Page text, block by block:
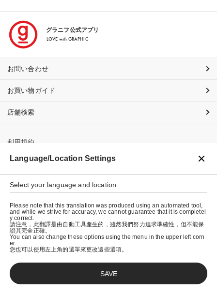
グラニフ公式アプリ
LOVE with GRAPHIC
お問い合わせ
お買い物ガイド
店舗検索
利用規約
プライバシーポリシー
特定商取引法に基づく表示
会社概要
© graniph inc.
Language/Location Settings
Select your language and location
Please note that this translation was produced using an automated tool,
and while we strive for accuracy, we cannot guarantee that it is completel
y correct.
請注意，此翻譯是由自動工具產生的，雖然我們努力追求準確性，但不能保
證其完全正確。
You can also change these options using the menu in the upper left corn
er.
您也可以使用左上角的選單來更改這些選項。
SAVE